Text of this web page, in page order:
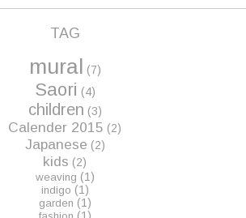
TAG
mural (7)
Saori (4)
children (3)
Calender 2015 (2)
Japanese (2)
kids (2)
weaving (1)
indigo (1)
garden (1)